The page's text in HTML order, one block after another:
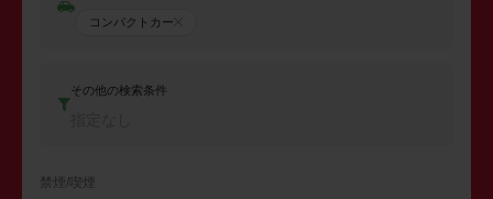
コンパクトカー
その他の検索条件
禁煙/喫煙